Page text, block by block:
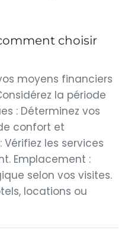
choisir
vos moyens financiers
la période
: Déterminez vos
confort et
Vérifiez les services
Emplacement :
selon vos visites.
locations ou